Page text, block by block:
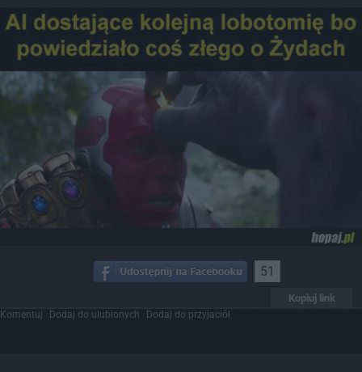
51
Kopiuj link
Komentuj Dodaj do ulubionych Dodaj do przyjaciół